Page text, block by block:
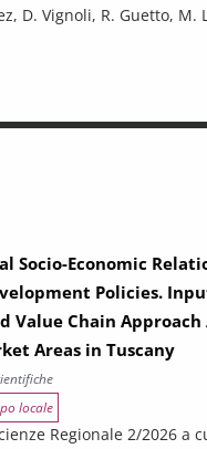
D. Vignoli, R. Guetto, M.
of his and her income on
Socio-Economic
Policies.
Value Chain
Areas in Tuscany
locale
Regionale 2/2026 a